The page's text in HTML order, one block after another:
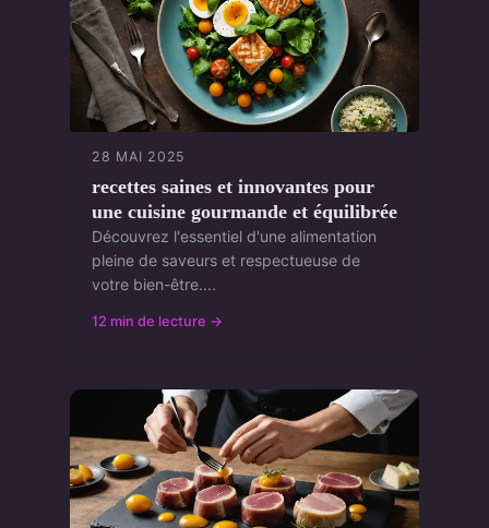
28 MAI 2025
recettes saines et innovantes pour
une cuisine gourmande et équilibrée
Découvrez l'essentiel d'une alimentation
pleine de saveurs et respectueuse de
votre bien-être....
12 min de lecture →